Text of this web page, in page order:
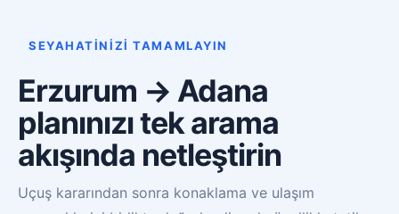
SEYAHATINIZI TAMAMLAYIN
Erzurum → Adana
planınızı tek arama
akışında netleştirin
Uçuş kararından sonra konaklama ve ulaşım